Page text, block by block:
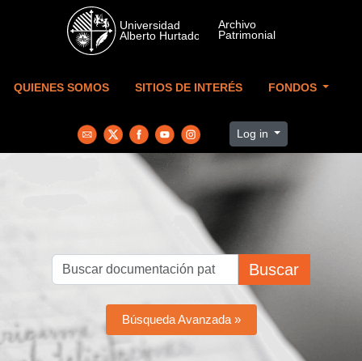
Skip to main content
QUIENES SOMOS SITIOS DE INTERÉS FONDOS
Log in
Buscar
Búsqueda Avanzada »